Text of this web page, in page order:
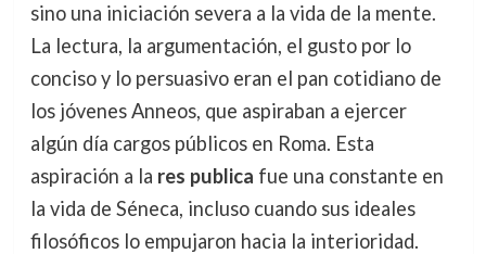
sino una iniciación severa a la vida de la mente.
La lectura, la argumentación, el gusto por lo
conciso y lo persuasivo eran el pan cotidiano de
los jóvenes Anneos, que aspiraban a ejercer
algún día cargos públicos en Roma. Esta
aspiración a la res publica fue una constante en
la vida de Séneca, incluso cuando sus ideales
filosóficos lo empujaron hacia la interioridad.